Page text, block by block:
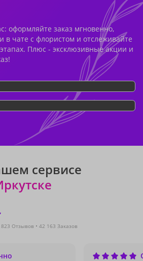
оформляйте заказ мгновенно,
в чате с флористом и отслеживайте
Плюс - эксклюзивные акции и
сервисе
823 Отзывов 42 163 Заказов